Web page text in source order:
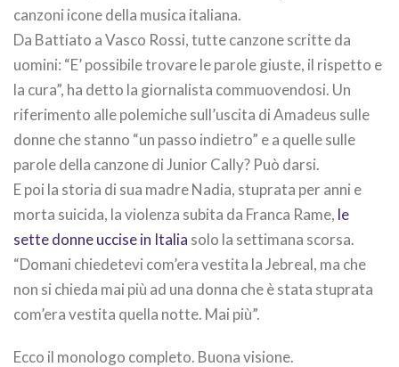
canzoni icone della musica italiana.
Da Battiato a Vasco Rossi, tutte canzone scritte da
uomini: “E’ possibile trovare le parole giuste, il rispetto e
la cura”, ha detto la giornalista commuovendosi. Un
riferimento alle polemiche sull’uscita di Amadeus sulle
donne che stanno “un passo indietro” e a quelle sulle
parole della canzone di Junior Cally? Può darsi.
E poi la storia di sua madre Nadia, stuprata per anni e
morta suicida, la violenza subita da Franca Rame, le
sette donne uccise in Italia solo la settimana scorsa.
“Domani chiedetevi com’era vestita la Jebreal, ma che
non si chieda mai più ad una donna che è stata stuprata
com’era vestita quella notte. Mai più”.
Ecco il monologo completo. Buona visione.